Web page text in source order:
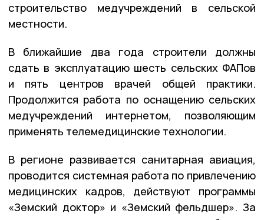
строительство медучреждений в сельской
местности.
В ближайшие два года строители должны
сдать в эксплуатацию шесть сельских ФАПов
и пять центров врачей общей практики.
Продолжится работа по оснащению сельских
медучреждений интернетом, позволяющим
применять телемедицинские технологии.
В регионе развивается санитарная авиация,
проводится системная работа по привлечению
медицинских кадров, действуют программы
«Земский доктор» и «Земский фельдшер». За